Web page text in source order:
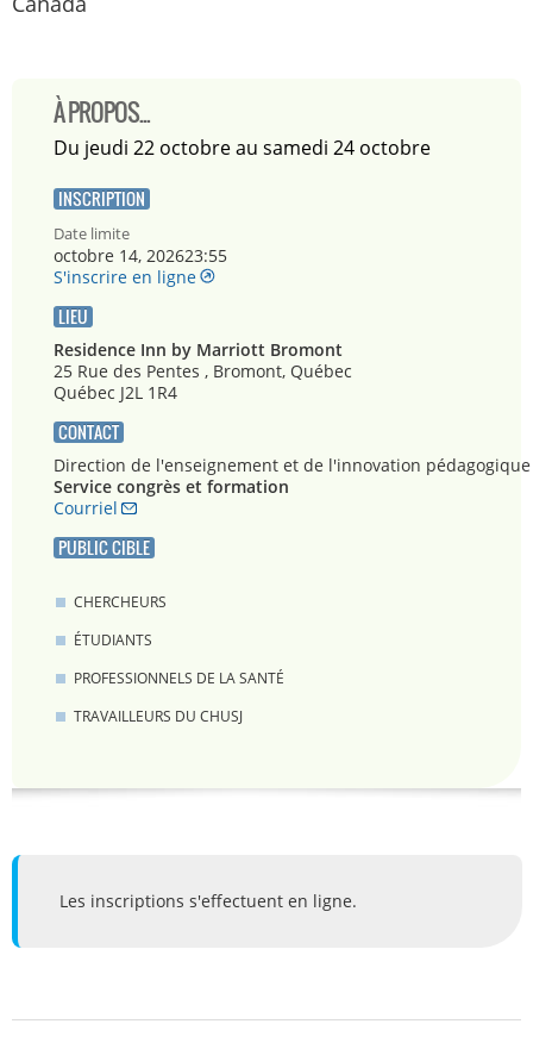
À PROPOS...
du jeudi 22 octobre au samedi 24 octobre
INSCRIPTION
Date limite
octobre 14, 202623:55
S'inscrire en ligne
LIEU
Residence Inn by Marriott Bromont
25 Rue des Pentes , Bromont, Québec
Québec J2L 1R4
CONTACT
Direction de l'enseignement et de l'innovation pédagogique
Service congrès et formation
Courriel
PUBLIC CIBLE
CHERCHEURS
ÉTUDIANTS
PROFESSIONNELS DE LA SANTÉ
TRAVAILLEURS DU CHUSJ
Les inscriptions s'effectuent en ligne.